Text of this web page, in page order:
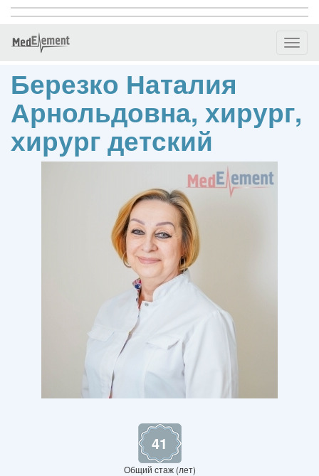
Березко Наталия
Арнольдовна, хирург,
хирург детский
41
Общий стаж (лет)